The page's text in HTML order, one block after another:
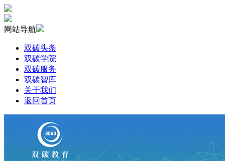
网站导航
双碳头条
双碳学院
双碳服务
双碳智库
关于我们
返回首页